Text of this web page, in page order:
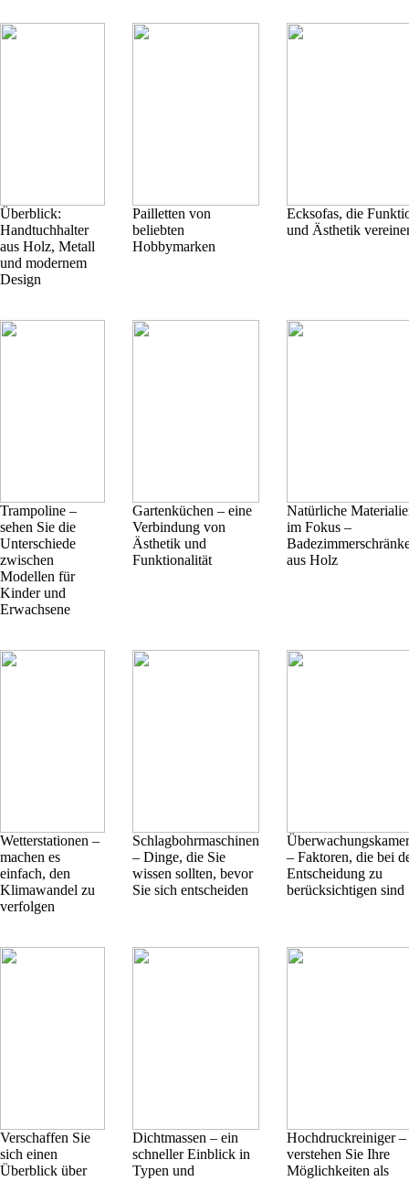
Überblick:
Handtuchhalter
aus Holz, Metall
und modernem
Design
Pailletten von
beliebten
Hobbymarken
Ecksofas, die
und Ästhetik
Trampoline –
sehen Sie die
Unterschiede
zwischen
Modellen für
Kinder und
Erwachsene
Gartenküchen – eine
Verbindung von
Ästhetik und
Funktionalität
Natürliche
im Fokus –
aus Holz
Wetterstationen –
machen es
einfach, den
Klimawandel zu
verfolgen
Schlagbohrmaschinen
– Dinge, die Sie
wissen sollten, bevor
Sie sich entscheiden
– Faktoren, die bei
Entscheidung zu
berücksichtigen sind
Verschaffen Sie
sich einen
Überblick über
Dichtmassen – ein
schneller Einblick in
Typen und
Hochdruckreiniger –
verstehen Sie Ihre
Möglichkeiten als